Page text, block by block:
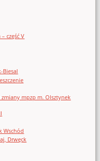
część V
Biesal
mpzp m. Olsztynek
Wschód
Drwęck